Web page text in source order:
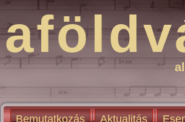
Bemutatkozás Aktualitás